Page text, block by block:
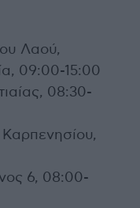
Λαού,
09:00-15:00
08:30-
6, 08:00-